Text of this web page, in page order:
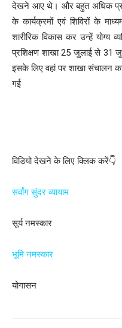
देखने आए थे। और बहुत अधिक
के कार्यक्रमों एवं शिविरों के
शारीरिक विकास कर उन्हें योग्य
प्रशिक्षण शाखा 25 जुलाई से
इसके लिए वहां पर शाखा संचालन
गई
विडियो देखने के लिए क्लिक करें👇
सर्वांग सुंदर व्यायाम
सूर्य नमस्कार
भूमि नमस्कार
योगासन